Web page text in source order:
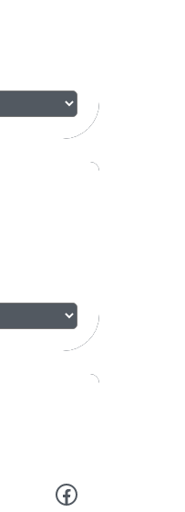
Facebook